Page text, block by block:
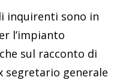
inquirenti sono in
l’impianto
sul racconto di
segretario generale